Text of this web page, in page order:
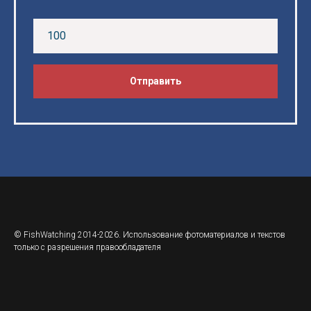
Отправить
© FishWatching 2014-2026. Использование фотоматериалов и текстов
только с разрешения правообладателя